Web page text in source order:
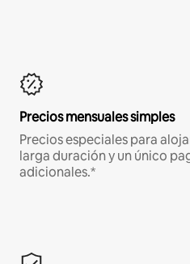
Precios mensuales simples
Precios especiales para
larga duración y un único
adicionales.*